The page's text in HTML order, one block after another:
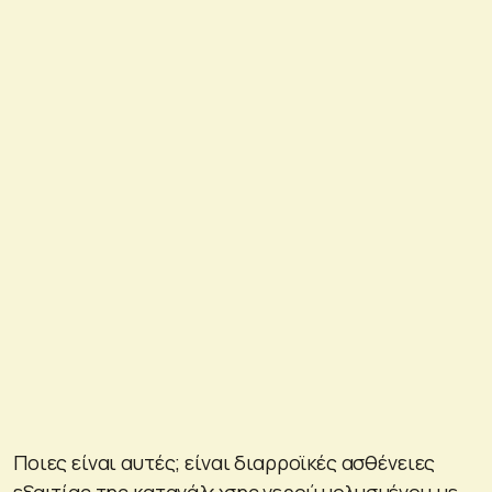
Ποιες είναι αυτές; είναι διαρροϊκές ασθένειες